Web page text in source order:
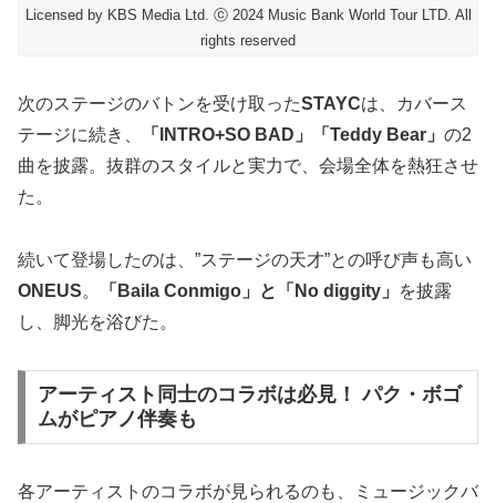
Licensed by KBS Media Ltd. ⓒ 2024 Music Bank World Tour LTD. All
rights reserved
次のステージのバトンを受け取ったSTAYCは、カバース
テージに続き、
「INTRO+SO BAD」「Teddy Bear」 の2
曲を披露。抜群のスタイルと実力で、会場全体を熱狂させ
た。
続いて登場したのは、”ステージの天才”との呼び声も高い
ONEUS。 「Baila Conmigo」と「No diggity」
を披露
し、脚光を浴びた。
アーティスト同士のコラボは必見！ パク・ボゴ
ムがピアノ伴奏も
各アーティストのコラボが見られるのも、ミュージックバ